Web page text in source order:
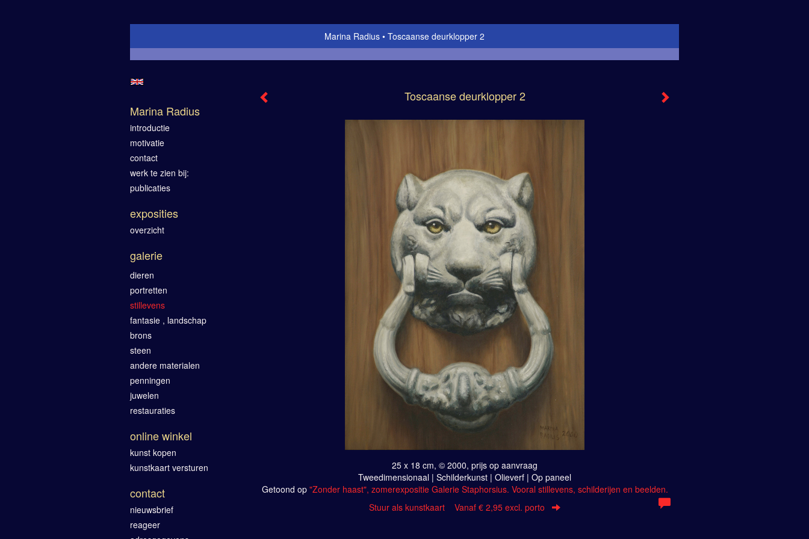
Marina Radius Toscaanse deurklopper 2
Toscaanse deurklopper 2
25 x 18 cm, © 2000, prijs op aanvraag
Tweedimensionaal | Schilderkunst | Olieverf | Op paneel
Getoond op "Zonder haast", zomerexpositie Galerie Staphorsius. Vooral stillevens, schilderijen en beelden.
Stuur als kunstkaart Vanaf € 2,95 excl. porto
Marina Radius
introductie
motivatie
contact
werk te zien bij:
publicaties
exposities
overzicht
galerie
dieren
portretten
stillevens
fantasie , landschap
brons
steen
andere materialen
penningen
juwelen
restauraties
online winkel
kunst kopen
kunstkaart versturen
contact
nieuwsbrief
reageer